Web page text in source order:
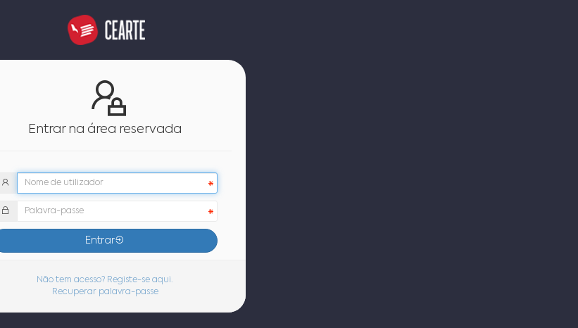
Entrar na área reservada
Entrar
Não tem acesso? Registe-se aqui.
Recuperar palavra-passe